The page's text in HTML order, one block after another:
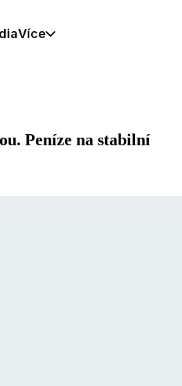
Více
Peníze na stabilní